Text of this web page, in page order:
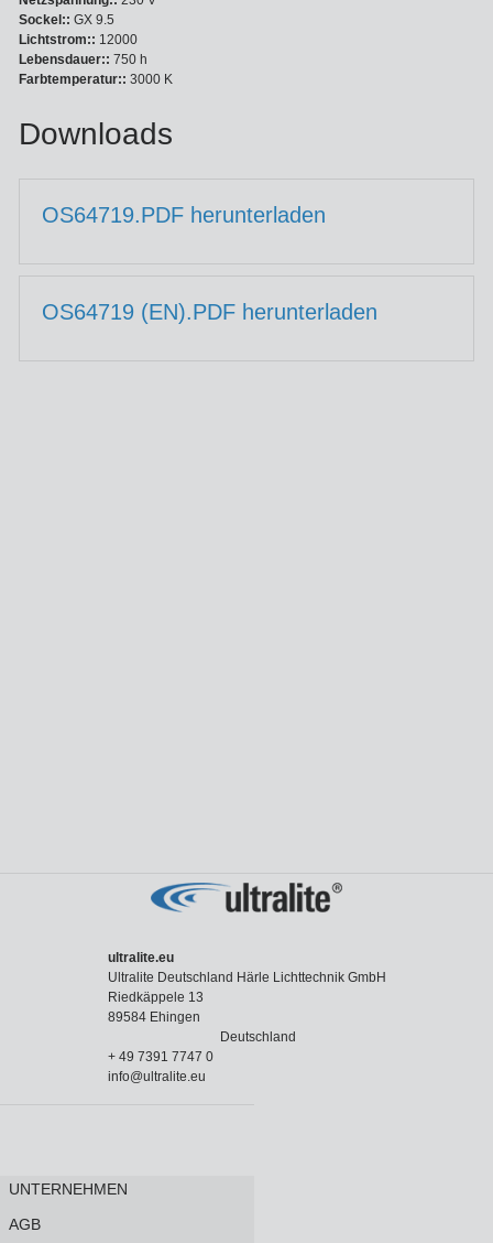
Sockel:: GX 9.5
Lichtstrom:: 12000
Lebensdauer:: 750 h
Farbtemperatur:: 3000 K
Downloads
OS64719.PDF herunterladen
OS64719 (EN).PDF herunterladen
ultralite.eu
Ultralite Deutschland Härle Lichttechnik GmbH
Riedkäppele 13
89584 Ehingen
Deutschland
+ 49 7391 7747 0
info@ultralite.eu
UNTERNEHMEN
AGB